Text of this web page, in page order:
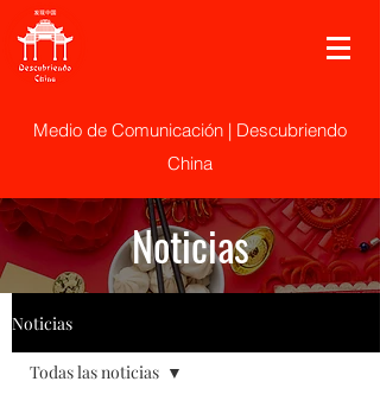
Medio de Comunicación | Descubriendo
China
Noticias
Noticias
Todas las noticias